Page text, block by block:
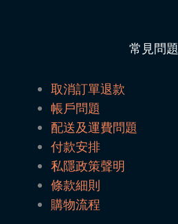
常見問題
取消訂單退款
帳戶問題
配送及運費問題
付款安排
私隱政策聲明
條款細則
購物流程